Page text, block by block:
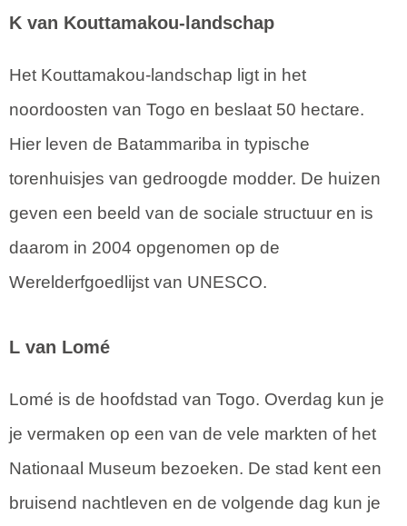
K van Kouttamakou-landschap
Het Kouttamakou-landschap ligt in het
noordoosten van Togo en beslaat 50 hectare.
Hier leven de Batammariba in typische
torenhuisjes van gedroogde modder. De huizen
geven een beeld van de sociale structuur en is
daarom in 2004 opgenomen op de
Werelderfgoedlijst van UNESCO.
L van Lomé
Lomé is de hoofdstad van Togo. Overdag kun je
je vermaken op een van de vele markten of het
Nationaal Museum bezoeken. De stad kent een
bruisend nachtleven en de volgende dag kun je